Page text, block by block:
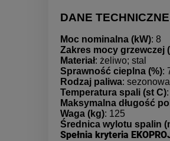
DANE
Moc nominalna (kW): 8
Zakres mocy grzewczej
Materiał: żeliwo; stal
Sprawność cieplna (%):
Rodzaj paliwa:
Temperatura spali (st C)
Maksymalna długość
Waga (kg): 125
Średnica wylotu spalin
Spełnia kryteria